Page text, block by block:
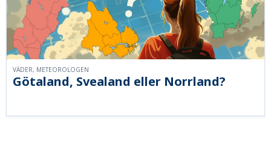
Götaland, Svealand eller Norrland?
VÄDER, METEOROLOGEN